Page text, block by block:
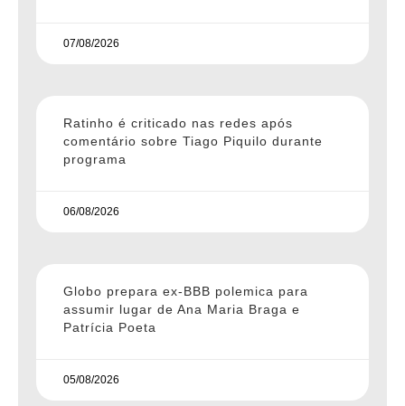
07/08/2026
Ratinho é criticado nas redes após
comentário sobre Tiago Piquilo durante
programa
06/08/2026
Globo prepara ex-BBB polemica para
assumir lugar de Ana Maria Braga e
Patrícia Poeta
05/08/2026